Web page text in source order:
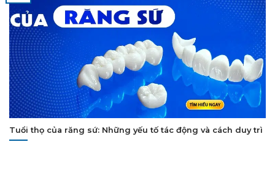
Tuổi thọ của răng sứ: Những yếu tố tác động và cách duy trì